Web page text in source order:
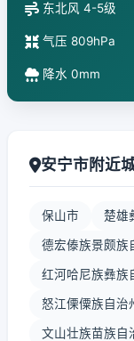
东北风 4-5级
气压 809hPa
降水 0mm
安宁市附近
保山市 楚雄
德宏傣族景颇族
红河哈尼族彝族
怒江傈僳族自治
文山壮族苗族自